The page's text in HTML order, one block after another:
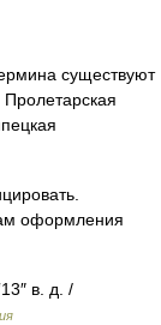
существуют
оформления
в. д. /